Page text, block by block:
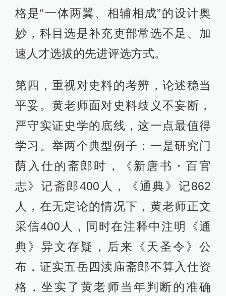
格是“一体两翼、相辅相成”的设计奥
妙，科目选是补充吏部常选不足、加
速人才选拔的先进评选方式。
第四，重视对史料的考辨，论述稳当
平妥。黄老师面对史料歧义不妄断，
严守实证史学的底线，这一点最值得
学习。举两个典型例子：一是研究门
荫入仕的斋郎时，《新唐书・百官
志》记斋郎400人，《通典》记862
人，在无定论的情况下，黄老师正文
采信400人，同时在注释中注明《通
典》异文存疑，后来《天圣令》公
布，证实五岳四渎庙斋郎不算入仕资
格，坐实了黄老师当年判断的准确